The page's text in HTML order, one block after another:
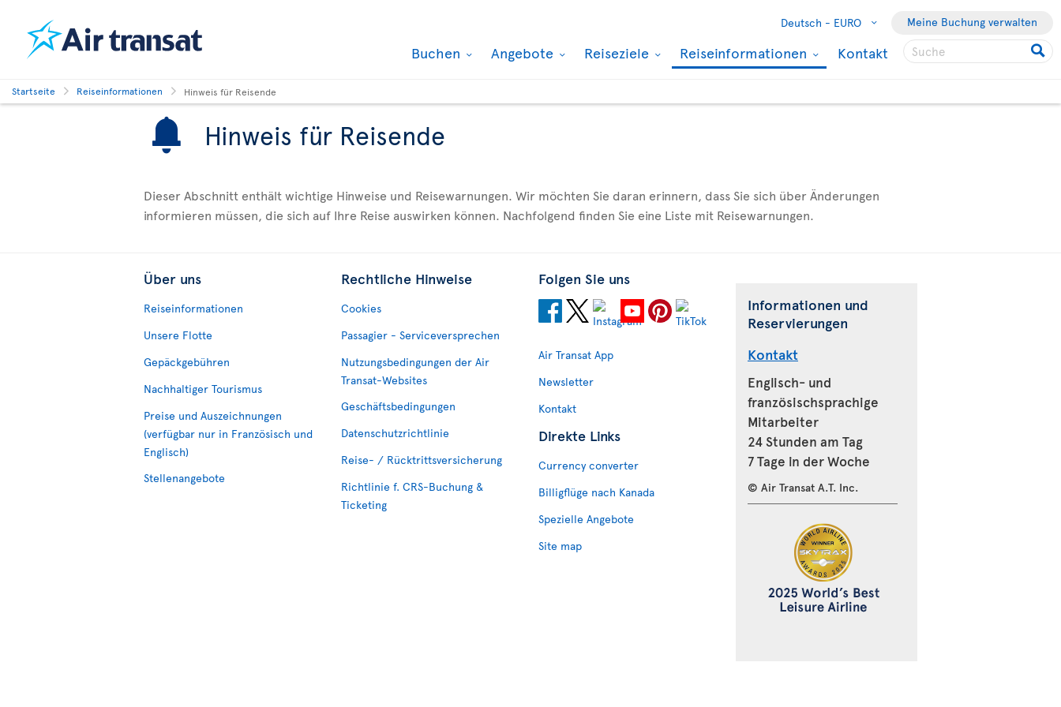
Deutsch - EURO Meine Buchung verwalten
Buchen Angebote Reiseziele Reiseinformationen Kontakt
Startseite Reiseinformationen Hinweis für Reisende
Hinweis für Reisende
Dieser Abschnitt enthält wichtige Hinweise und Reisewarnungen. Wir möchten Sie daran erinnern, dass Sie sich über Änderungen
informieren müssen, die sich auf Ihre Reise auswirken können. Nachfolgend finden Sie eine Liste mit Reisewarnungen.
Über uns
Reiseinformationen
Unsere Flotte
Gepäckgebühren
Nachhaltiger Tourismus
Preise und Auszeichnungen
(verfügbar nur in Französisch und
Englisch)
Stellenangebote
Rechtliche Hinweise
Cookies
Passagier - Serviceversprechen
Nutzungsbedingungen der Air
Transat-Websites
Geschäftsbedingungen
Datenschutzrichtlinie
Reise- / Rücktrittsversicherung
Richtlinie f. CRS-Buchung &
Ticketing
Folgen Sie uns
Air Transat App
Newsletter
Kontakt
Direkte Links
Currency converter
Billigflüge nach Kanada
Spezielle Angebote
Site map
Informationen und
Reservierungen
Kontakt
Englisch- und
französischsprachige
Mitarbeiter
24 Stunden am Tag
7 Tage in der Woche
© Air Transat A.T. Inc.